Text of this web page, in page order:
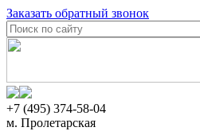
Заказать обратный звонок
+7 (495) 374-58-04
м. Пролетарская